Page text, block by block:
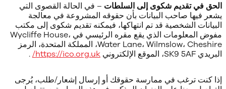
الحق في تقديم شكوى إلى السلطات – في الحالة القصوى التي
يشعر فيها صاحب البيانات بأن حقوقه المشروعة في معالجة
البيانات الشخصية قد تم انتهاكها، فيمكنه تقديم شكوى إلى مكتب
مفوض المعلومات الذي يقع مقره الرئيسي في Wycliffe House،
Water Lane، Wilmslow، Cheshire، المملكة المتحدة، الرمز
البريدي SK9 5AF، الموقع الإلكتروني
https://ico.org.uk/
.
إذا كنت ترغب في ممارسة حقوقك أو إرسال إشعار/طلب، يُرجى